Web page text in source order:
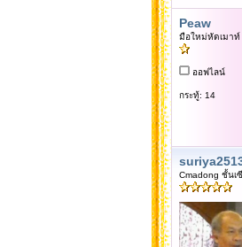
Peaw
มือใหม่หัดเมาท์
ออฟไลน์
กระทู้: 14
Cmadong ชั้นเ